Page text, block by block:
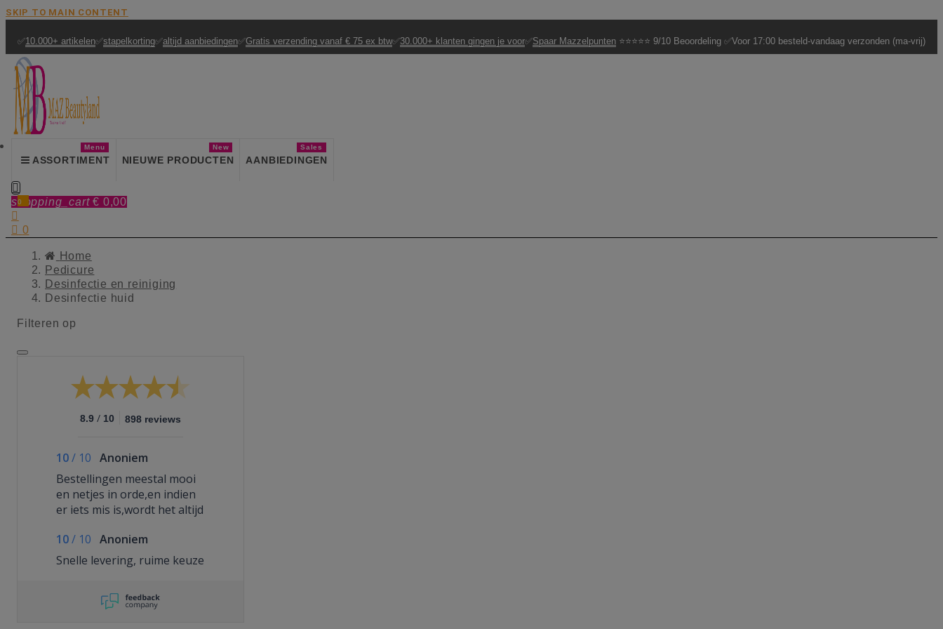
SKIP TO MAIN CONTENT
✅10.000+ artikelen✅stapelkorting✅altijd aanbiedingen✅Gratis verzending vanaf € 75 ex btw✅30.000+ klanten gingen je voor✅Spaar Mazzelpunten ⭐⭐⭐⭐⭐ 9/10 Beoordeling ✅Voor 17:00 besteld-vandaag verzonden (ma-vrij)
ASSORTIMENT
Menu
NIEUWE PRODUCTEN
New
AANBIEDINGEN
Sales

shopping_cart € 0,00
0

 0
Home
Pedicure
Desinfectie en reiniging
Desinfectie huid
Filteren op
8.9 / 10 898 reviews
10/ 10 Anoniem
Bestellingen meestal mooi
en netjes in orde,en indien
er iets mis is,wordt het altijd
manier opgelost
10/ 10 Anoniem
Snelle levering, ruime keuze